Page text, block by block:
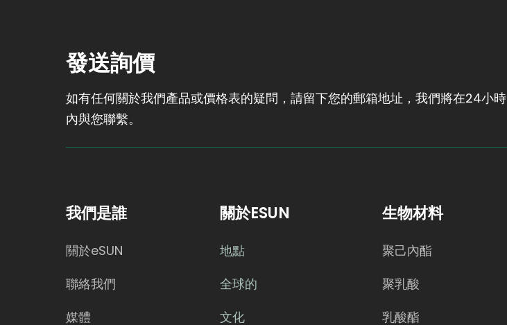
發送詢價
如有任何關於我們產品或價格表的疑問，請留下您的郵箱地址，我們將在24小時
內與您聯繫。
我們是誰
關於eSUN
聯絡我們
媒體
關於ESUN
地點
全球的
文化
生物材料
聚己內酯
聚乳酸
乳酸酯